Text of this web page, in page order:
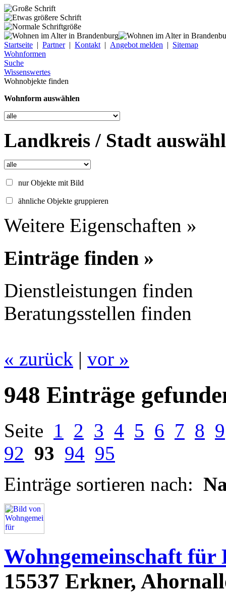
Startseite | Partner| Kontakt | Angebot melden | Sitemap
Wohnformen
Suche
Wissenswertes
Wohnobjekte finden
Wohnform auswählen
Landkreis / Stadt
nur Objekte mit Bild
ähnliche Objekte gruppieren
Weitere Eigenschaften »
Einträge finden »
Dienstleistungen finden
Beratungsstellen finden
« zurück | vor »
948 Einträge
Seite 1 2 3 4 5 6 7 8 9
92 93 94 95
Einträge sortieren nach:
Wohngemeinschaft für
15537 Erkner,